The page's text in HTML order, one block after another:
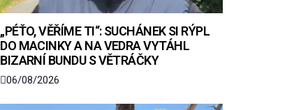
„PÉŤO, VĚŘÍME TI“: SUCHÁNEK SI RÝPL
DO MACINKY A NA VEDRA VYTÁHL
BIZARNÍ BUNDU S VĚTRÁČKY
06/08/2026